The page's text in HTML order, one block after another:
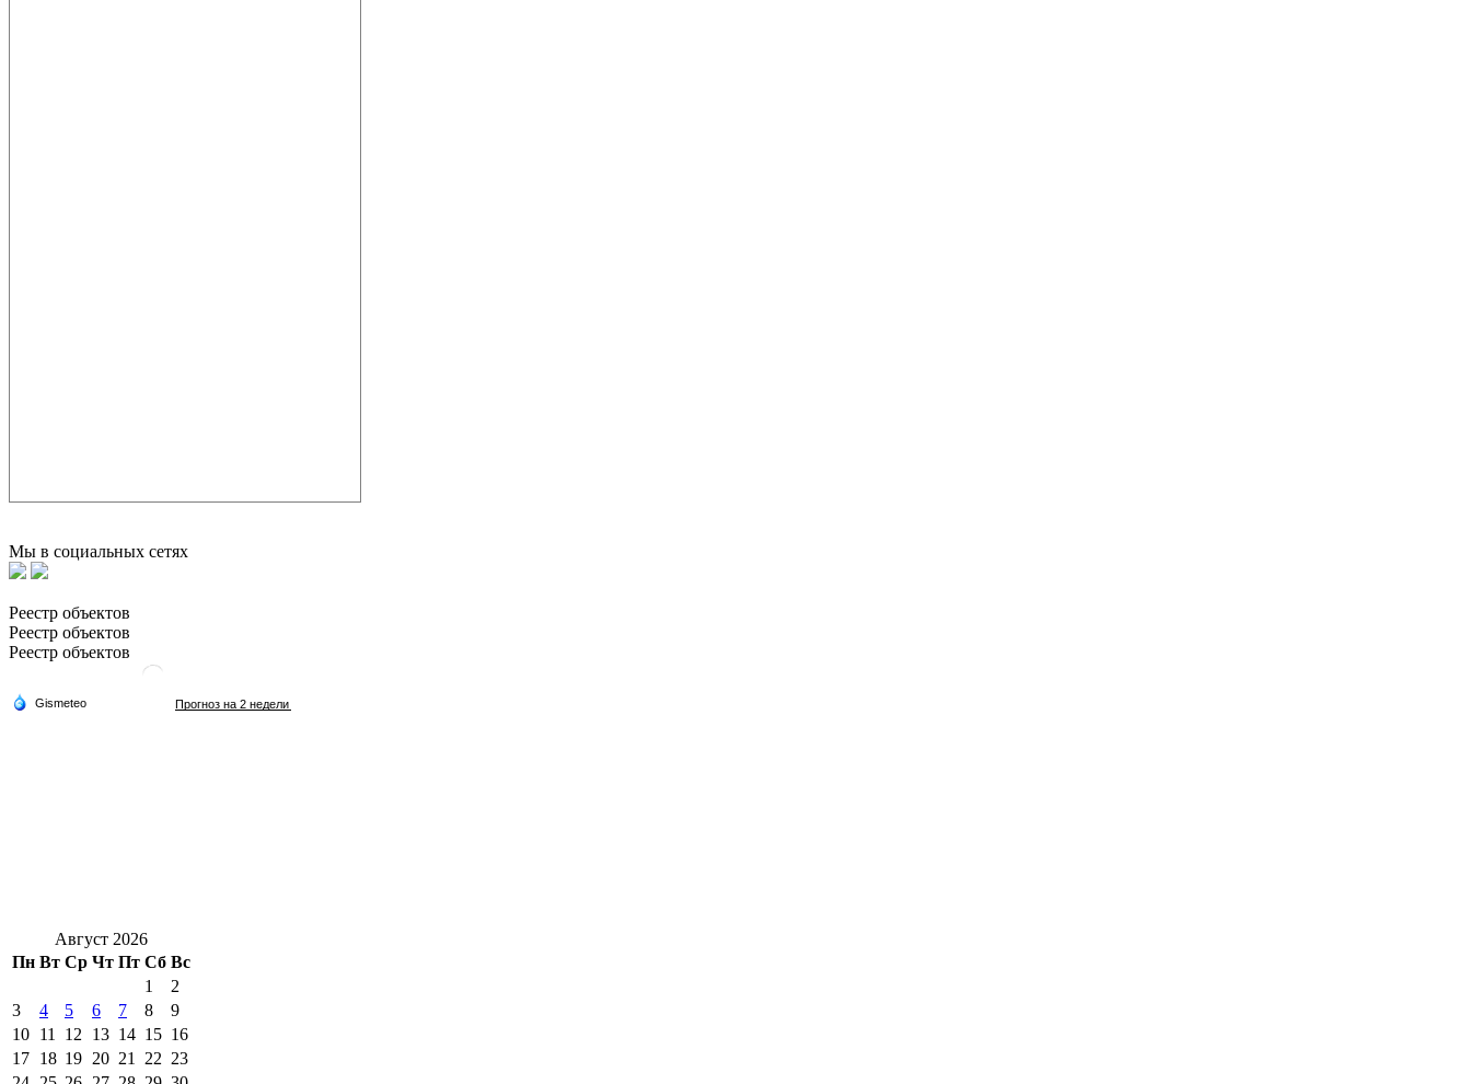
Мы в социальных сетях
Реестр объектов
Реестр объектов
Реестр объектов
Август 2026
Пн Вт Ср Чт Пт Сб Вс
1
2
3
4 5 6 7 8
9
10 11 12 13 14 15 16
17 18 19 20 21 22 23